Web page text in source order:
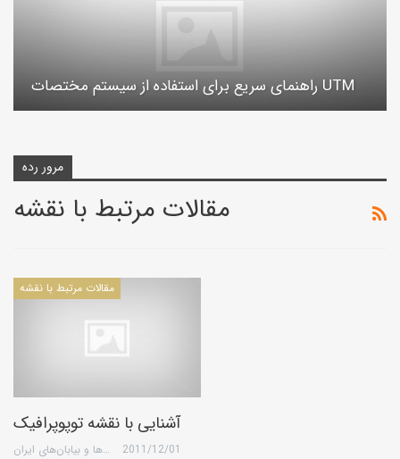
راهنمای سریع برای استفاده از سیستم مختصات UTM
مرور رده
مقالات مرتبط با نقشه
مقالات مرتبط با نقشه
آشنایی با نقشه توپوپرافیک
گروه کویرها و بیابان‌های ایران 2011/12/01